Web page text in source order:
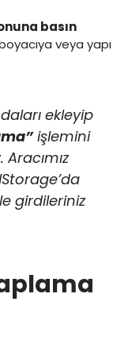
basın
veya yapı
ekleyip
işlemini
girdileriniz